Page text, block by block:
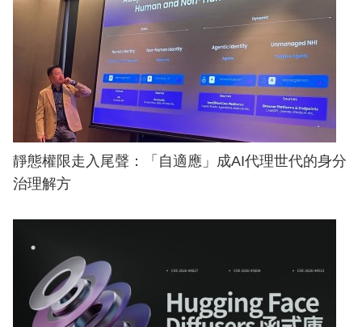
靜態權限走入尾聲：「自適應」成AI代理世代的身分
治理解方